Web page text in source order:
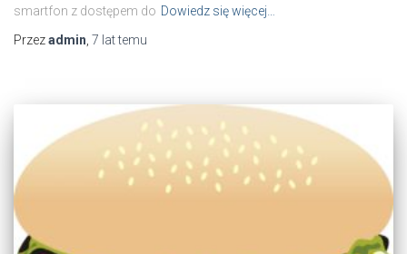
smartfon z dostępem do Dowiedz się więcej…
Przezadmin, 7 lattemu